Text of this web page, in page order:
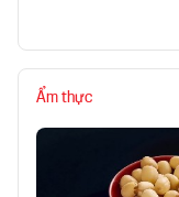
Ẩm thực